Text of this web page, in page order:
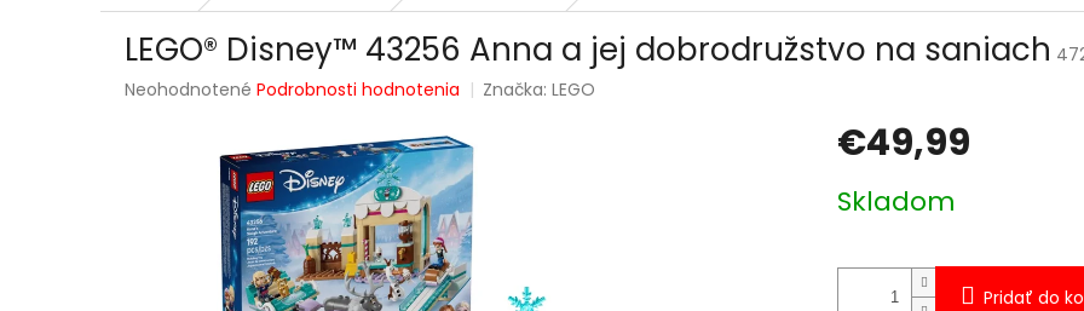
LEGO® Disney™ 43256 Anna a jej dobrodružstvo na saniach
Priemerné
Neohodnotené Podrobnosti hodnotenia Značka:LEGO
€49,99
cena:
Skladom
Pridať do